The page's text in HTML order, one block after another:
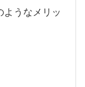
ようなメリッ